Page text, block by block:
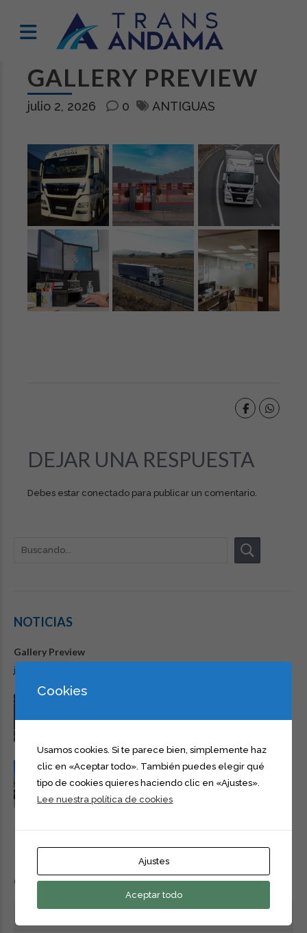
GALLERY PREVIEW
julio 2, 2026 0 ANTIGUAS
DEJAR UNA RESPUESTA
Debes estar conectado para publicar un comentario.
NOTICIAS
Gallery Preview
julio 2, 2026
octubre 11, 2023
En Trans-Andama seguimos creciendo para ti!
octubre 11, 2023
CATEGORÍAS
Cookies
Usamos cookies. Si te parece bien, simplemente haz
clic en «Aceptar todo». También puedes elegir qué
tipo de cookies quieres haciendo clic en «Ajustes».
Lee nuestra política de cookies
Ajustes
Aceptar todo